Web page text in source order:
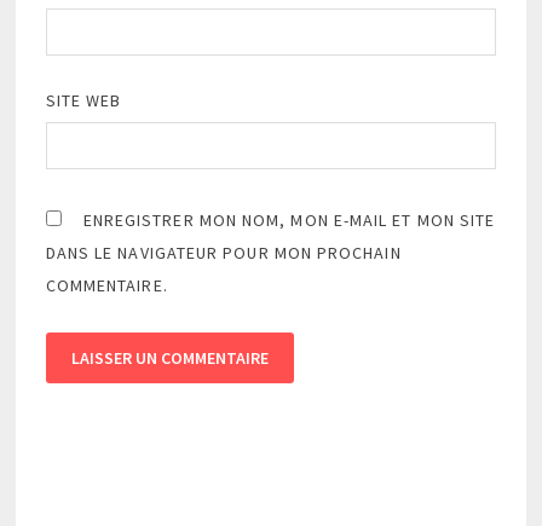
SITE WEB
ENREGISTRER MON NOM, MON E-MAIL ET MON SITE
DANS LE NAVIGATEUR POUR MON PROCHAIN
COMMENTAIRE.